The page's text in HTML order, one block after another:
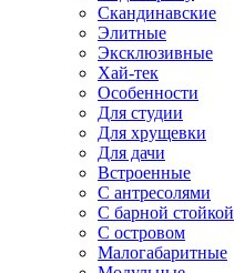
Скандинавские
Элитные
Эксклюзивные
Хай-тек
Особенности
Для студии
Для хрущевки
Для дачи
Встроенные
С антресолями
С барной стойкой
С островом
Малогабаритные